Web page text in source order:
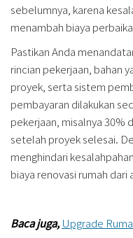
sebelumnya, karena
menambah biaya
Pastikan Anda
rincian pekerjaan, bahan
proyek, serta sistem
pembayaran dilakukan
pekerjaan, misalnya 30%
setelah proyek selesai.
menghindari
biaya renovasi rumah dari
Baca juga, Upgrade